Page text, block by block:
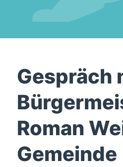
Gespräch
Roman
Gemeinde